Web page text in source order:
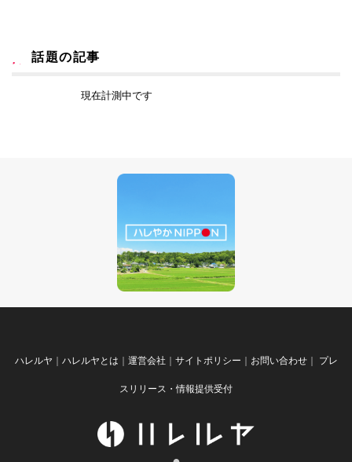
話題の記事
現在計測中です
ハレルヤ ハレルヤとは 運営会社 サイトポリシー お問い合わせ｜ プレ
スリリース・情報提供受付